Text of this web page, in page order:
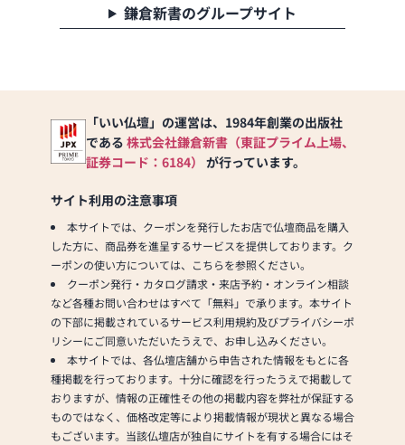
鎌倉新書のグループサイト
「いい仏壇」の運営は、1984年創業の出版社
である 株式会社鎌倉新書（東証プライム上場、
証券コード：6184） が行っています。
サイト利用の注意事項
本サイトでは、クーポンを発行したお店で仏壇商品を購入
した方に、商品券を進呈するサービスを提供しております。ク
ーポンの使い方については、こちらを参照ください。
クーポン発行・カタログ請求・来店予約・オンライン相談
など各種お問い合わせはすべて「無料」で承ります。本サイト
の下部に掲載されているサービス利用規約及びプライバシーポ
リシーにご同意いただいたうえで、お申し込みください。
本サイトでは、各仏壇店舗から申告された情報をもとに各
種掲載を行っております。十分に確認を行ったうえで掲載して
おりますが、情報の正確性その他の掲載内容を弊社が保証する
ものではなく、価格改定等により掲載情報が現状と異なる場合
もございます。当該仏壇店が独自にサイトを有する場合にはそ